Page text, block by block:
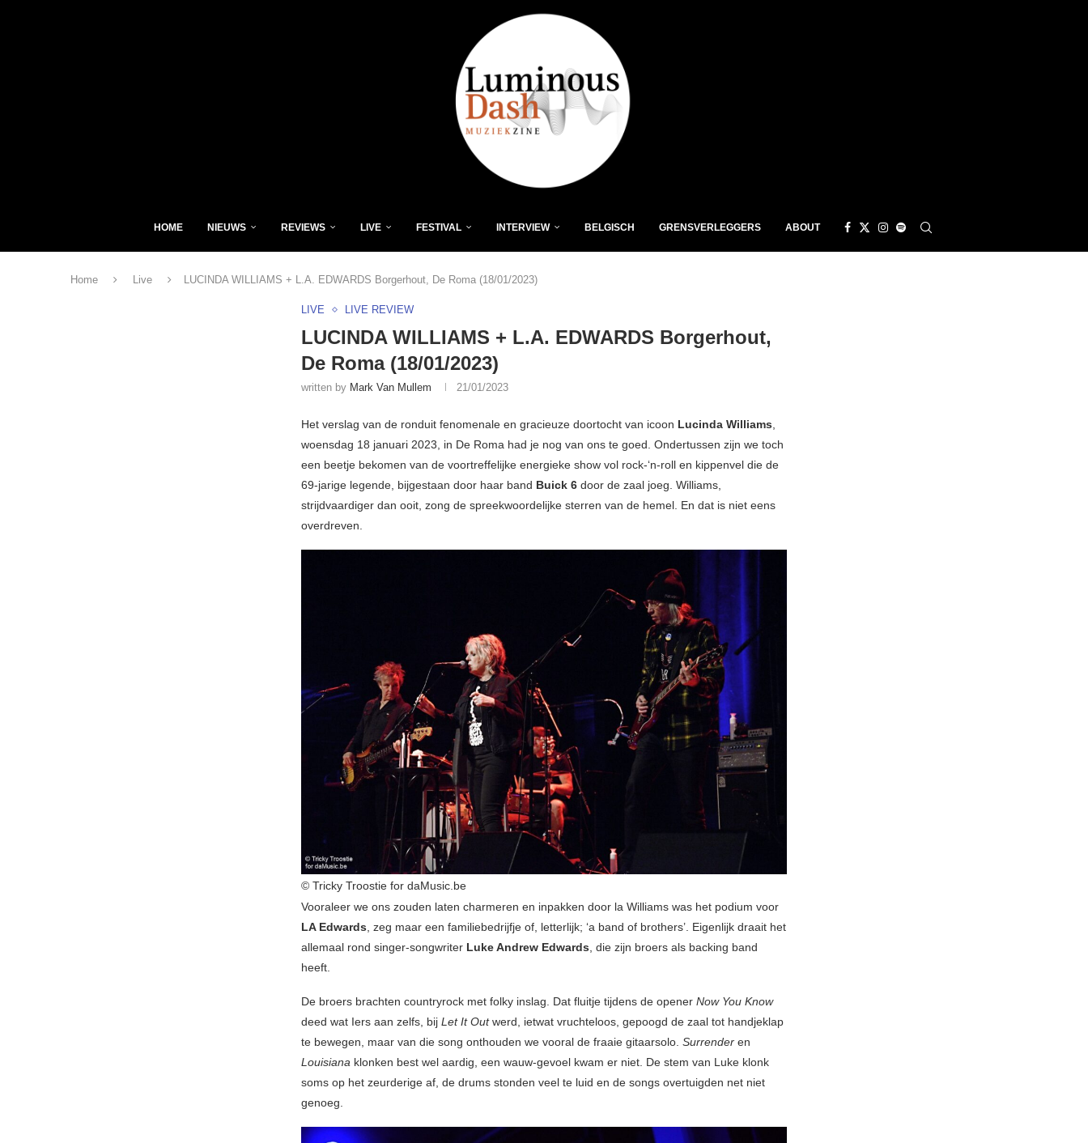
HOME NIEUWS REVIEWS LIVE FESTIVAL INTERVIEW BELGISCH GRENSVERLEGGERS ABOUT
Home Live LUCINDA WILLIAMS + L.A. EDWARDS Borgerhout, De Roma (18/01/2023)
LIVE LIVE REVIEW
LUCINDA WILLIAMS + L.A. EDWARDS Borgerhout,
De Roma (18/01/2023)
written by Mark Van Mullem 21/01/2023
Het verslag van de ronduit fenomenale en gracieuze doortocht van icoon Lucinda Williams,
woensdag 18 januari 2023, in De Roma had je nog van ons te goed. Ondertussen zijn we toch
een beetje bekomen van de voortreffelijke energieke show vol rock-‘n-roll en kippenvel die de
69-jarige legende, bijgestaan door haar band Buick 6 door de zaal joeg. Williams,
strijdvaardiger dan ooit, zong de spreekwoordelijke sterren van de hemel. En dat is niet eens
overdreven.
© Tricky Troostie for daMusic.be
Vooraleer we ons zouden laten charmeren en inpakken door la Williams was het podium voor
LA Edwards , zeg maar een familiebedrijfje of, letterlijk; ‘a band of brothers’. Eigenlijk draait het
allemaal rond singer-songwriter Luke Andrew Edwards , die zijn broers als backing band
heeft.
De broers brachten countryrock met folky inslag. Dat fluitje tijdens de opener Now You Know
deed wat Iers aan zelfs, bij Let It Outwerd, ietwat vruchteloos, gepoogd de zaal tot handjeklap
te bewegen, maar van die song onthouden we vooral de fraaie gitaarsolo. Surrender en
Louisiana klonken best wel aardig, een wauw-gevoel kwam er niet. De stem van Luke klonk
soms op het zeurderige af, de drums stonden veel te luid en de songs overtuigden net niet
genoeg.